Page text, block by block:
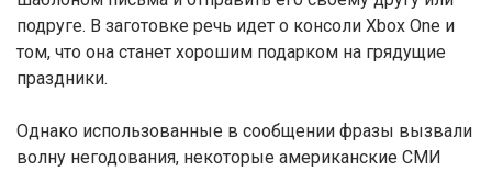
подруге. В заготовке речь идет о консоли Xbox One и
том, что она станет хорошим подарком на грядущие
праздники.
Однако использованные в сообщении фразы вызвали
волну негодования, некоторые американские СМИ